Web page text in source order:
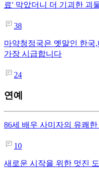
료' 막았더니 더 기괴한 괴
38
마약청정국은 옛말인 한국
가장 시급합니다
24
연예
86세 배우 사미자의 유쾌
10
새로운 시작을 위한 멋진